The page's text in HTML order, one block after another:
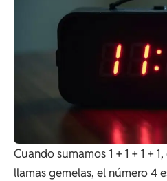
Cuando sumamos 1 + 1 + 1 +
llamas gemelas, el número 4